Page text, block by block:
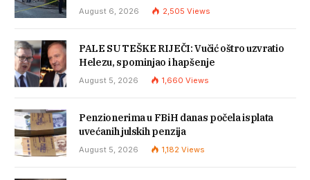
August 6, 2026 2,505 Views
PALE SU TEŠKE RIJEČI: Vučić oštro uzvratio
Helezu, spominjao i hapšenje
August 5, 2026 1,660 Views
Penzionerima u FBiH danas počela isplata
uvećanih julskih penzija
August 5, 2026 1,182 Views